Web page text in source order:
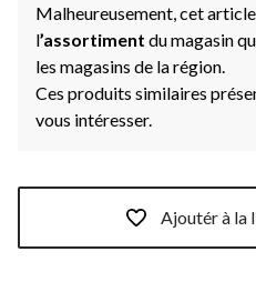
Malheureusement, cet article
l’assortiment du magasin
les magasins de la région.
Ces produits similaires
vous intéresser.
Ajoutér à la